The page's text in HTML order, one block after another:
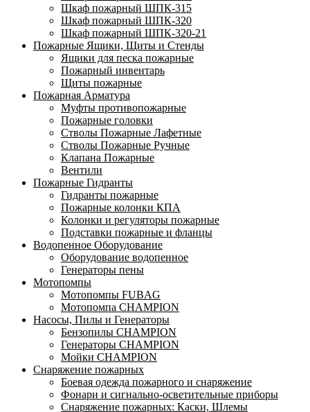
Шкаф пожарный ШПК-315
Шкаф пожарный ШПК-320
Шкаф пожарный ШПК-320-21
Пожарные Ящики, Щиты и Стенды
Ящики для песка пожарные
Пожарный инвентарь
Щиты пожарные
Пожарная Арматура
Муфты противопожарные
Пожарные головки
Стволы Пожарные Лафетные
Стволы Пожарные Ручные
Клапана Пожарные
Вентили
Пожарные Гидранты
Гидранты пожарные
Пожарные колонки КПА
Колонки и регуляторы пожарные
Подставки пожарные и фланцы
Водопенное Оборудование
Оборудование водопенное
Генераторы пены
Мотопомпы
Мотопомпы FUBAG
Мотопомпа CHAMPION
Насосы, Пилы и Генераторы
Бензопилы CHAMPION
Генераторы CHAMPION
Мойки CHAMPION
Снаряжение пожарных
Боевая одежда пожарного и снаряжение
Фонари и сигнально-осветительные приборы
Снаряжение пожарных: Каски, Шлемы